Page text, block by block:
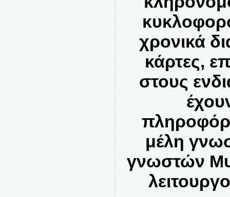
χρονικά
κάρτες,
στους
μέλη
γνωστών